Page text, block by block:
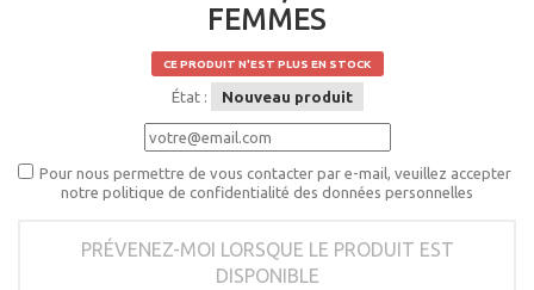
FEMMES
CE PRODUIT N'EST PLUS EN STOCK
État : Nouveau produit
Pour nous permettre de vous contacter par e-mail, veuillez accepter
notre politique de confidentialité des données personnelles
PRÉVENEZ-MOI LORSQUE LE PRODUIT EST
DISPONIBLE